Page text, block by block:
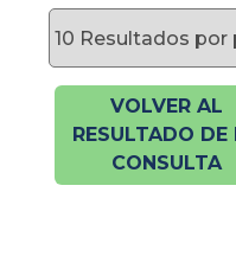
VOLVER AL
RESULTADO DE
CONSULTA